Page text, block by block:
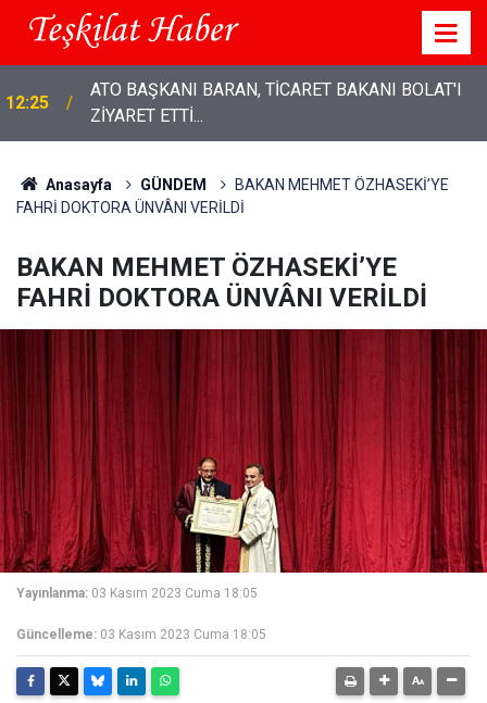
20:36
DEVA Partisi Genel Başkanı Ali Babacan: “Emekli
maaşından, insanca yaşam hakkından tasarruf
olmaz"
Anasayfa GÜNDEM
BAKAN MEHMET ÖZHASEKİ’YE
FAHRİ DOKTORA ÜNVÂNI VERİLDİ
BAKAN MEHMET ÖZHASEKİ’YE
FAHRİ DOKTORA ÜNVÂNI VERİLDİ
Yayınlanma: 03 Kasım 2023 Cuma 18:05
Güncelleme: 03 Kasım 2023 Cuma 18:05